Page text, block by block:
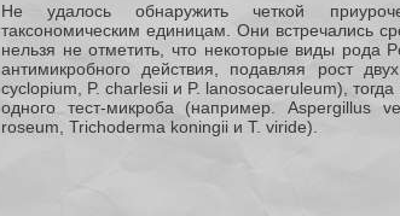
Не удалось обнаружить четкой
таксономическим единицам. Они встречались
нельзя не отметить, что некоторые виды рода
антимикробного действия, подавляя рост
cyclopium, P. charlesii и P. lanosocaeruleum),
одного тест-микроба (например. Aspergillus
roseum, Trichoderma koningii и Т. viride).